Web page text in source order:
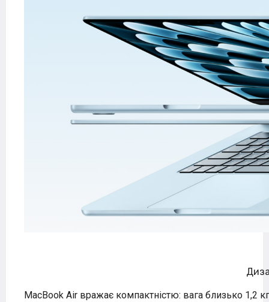
MacBook Air вражає компактністю: вага близько 1,2